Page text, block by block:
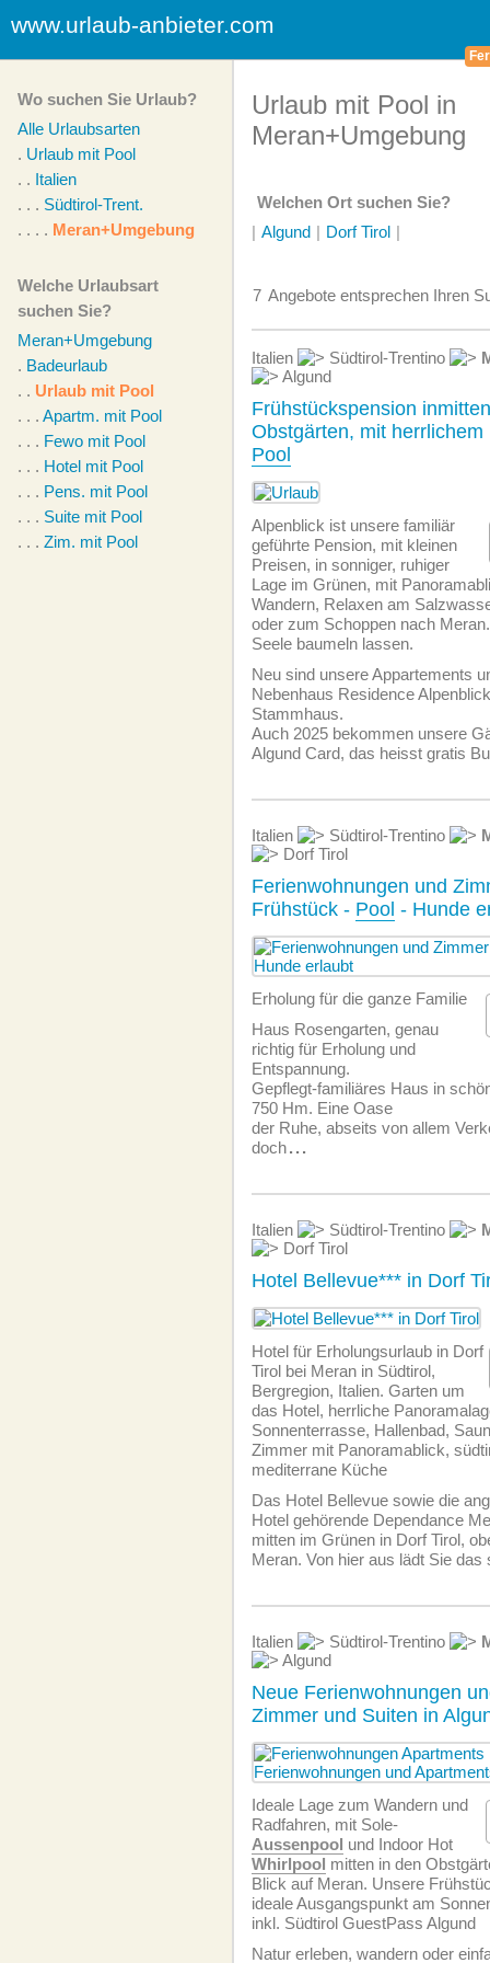
www.urlaub-anbieter.com
Wo suchen Sie Urlaub?
Alle Urlaubsarten
. Urlaub mit Pool
. . Italien
. . . Südtirol-Trent.
. . . . Meran+Umgebung
Welche Urlaubsart
suchen Sie?
Meran+Umgebung
. Badeurlaub
. . Urlaub mit Pool
. . . Apartm. mit Pool
. . . Fewo mit Pool
. . . Hotel mit Pool
. . . Pens. mit Pool
. . . Suite mit Pool
. . . Zim. mit Pool
Urlaub mit Pool in
Meran+Umgebung
Welchen Ort suchen Sie?
| Algund | Dorf Tirol |
7 Angebote entsprechen Ihren
Italien Südtirol-Trentino
Algund
Frühstückspension
Obstgärten, mit herrlichem
Pool
Alpenblick ist unsere familiär
geführte Pension, mit kleinen
Preisen, in sonniger, ruhiger
Lage im Grünen, mit
Wandern, Relaxen am
oder zum Schoppen nach
Seele baumeln lassen.
Neu sind unsere Appartements
Nebenhaus Residence
Stammhaus.
Auch 2025 bekommen unsere
Algund Card, das heisst gratis
Italien Südtirol-Trentino
Dorf Tirol
Ferienwohnungen und
Frühstück - Pool - Hunde
Erholung für die ganze Familie
Haus Rosengarten, genau
richtig für Erholung und
Entspannung.
Gepflegt-familiäres Haus in
750 Hm. Eine Oase
der Ruhe, abseits von allem
doch...
Italien Südtirol-Trentino
Dorf Tirol
Hotel Bellevue*** in Dorf
Hotel für Erholungsurlaub in Dorf
Tirol bei Meran in Südtirol,
Bergregion, Italien. Garten um
das Hotel, herrliche
Sonnenterrasse, Hallenbad,
Zimmer mit Panoramablick,
mediterrane Küche
Das Hotel Bellevue sowie die
Hotel gehörende Dependance
mitten im Grünen in Dorf Tirol,
Meran. Von hier aus lädt Sie das
Italien Südtirol-Trentino
Algund
Neue Ferienwohnungen
Zimmer und Suiten in
Ideale Lage zum Wandern und
Radfahren, mit Sole-
Aussenpool und Indoor Hot
Whirlpool mitten in den
Blick auf Meran. Unsere
ideale Ausgangspunkt am
inkl. Südtirol GuestPass Algund
Natur erleben, wandern oder